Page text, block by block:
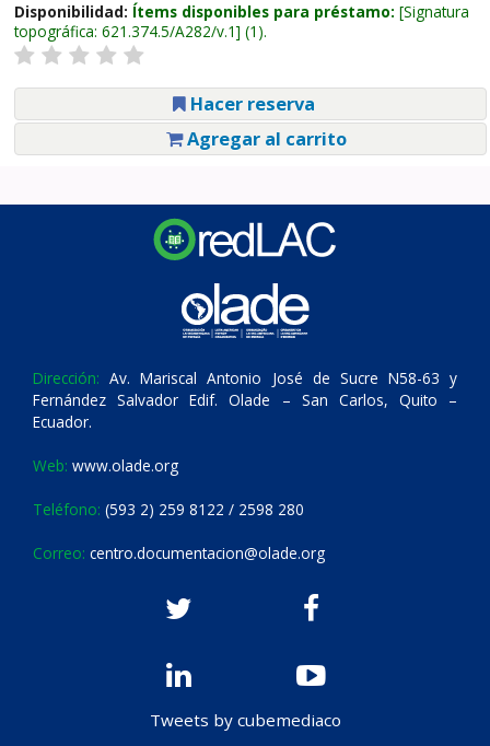
Disponibilidad: Ítems disponibles para préstamo: Signatura
topográfica: 621.374.5/A282/v.1 (1).
Hacer reserva
Agregar al carrito
Dirección: Av. Mariscal Antonio José de Sucre N58-63 y
Fernández Salvador Edif. Olade – San Carlos, Quito –
Ecuador.
Web: www.olade.org
Teléfono: (593 2) 259 8122 / 2598 280
Correo: centro.documentacion@olade.org
Tweets by cubemediaco